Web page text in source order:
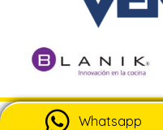
Whatsapp